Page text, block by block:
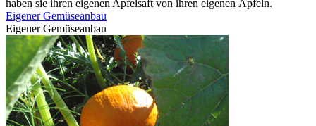
haben sie ihren eigenen Apfelsaft von ihren eigenen Äpfeln.
Eigener Gemüseanbau
Eigener Gemüseanbau